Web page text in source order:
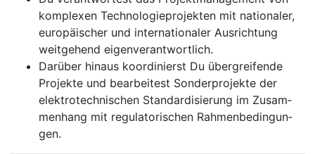
kom­ple­xen Tech­no­lo­gie­pro­jek­ten mit na­tio­na­ler,
eu­ro­pä­i­scher und in­ter­na­tio­na­ler Aus­rich­tung
weit­ge­hend ei­gen­ver­ant­wort­lich.
Da­rü­ber hi­naus ko­or­di­nierst Du über­grei­fen­de
Pro­jek­te und be­ar­bei­test Son­der­pro­jek­te der
elek­tro­tech­ni­schen Stan­dar­di­sie­rung im Zu­sam­
men­hang mit re­gu­la­to­ri­schen Rah­men­be­din­gun­
gen.